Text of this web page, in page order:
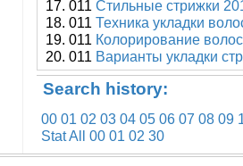
011 Стильные стрижки
011 Техника укладки
011 Колорирование
011 Варианты укладки
Search history:
00 01 02 03 04 05 06 07 08 09
Stat All 00 01 02 30